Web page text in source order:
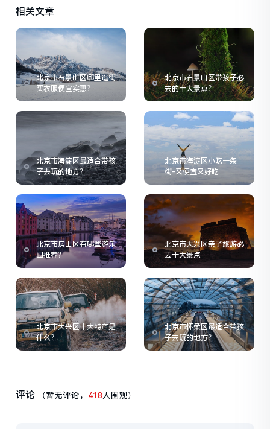
相关文章
北京市石景山区哪里逛街
买衣服便宜实惠？
北京市石景山区带孩子必
去的十大景点？
北京市海淀区最适合带孩
子去玩的地方？
北京市海淀区小吃一条
街-又便宜又好吃
北京市房山区有哪些游乐
园推荐？
北京市大兴区亲子旅游必
去十大景点
北京市大兴区十大特产是
什么？
北京市怀柔区最适合带孩
子去玩的地方？
评论 （暂无评论， 418人围观）